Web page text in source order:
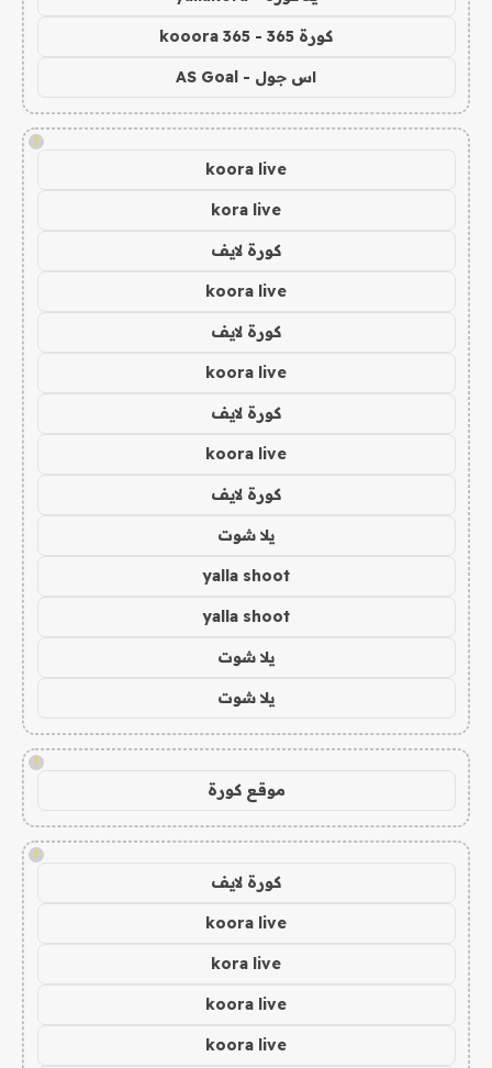
كورة 365 - kooora 365
اس جول - AS Goal
!
koora live
kora live
كورة لايف
koora live
كورة لايف
koora live
كورة لايف
koora live
كورة لايف
يلا شوت
yalla shoot
yalla shoot
يلا شوت
يلا شوت
!
موقع كورة
!
كورة لايف
koora live
kora live
koora live
koora live